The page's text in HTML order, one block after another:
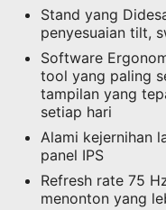
Stand yang
penyesuaian tilt,
Software
tool yang paling
tampilan yang
setiap hari
Alami kejernihan
panel IPS
Refresh rate 75
menonton yang